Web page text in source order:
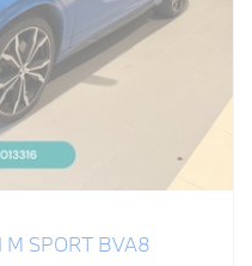
M SPORT BVA8